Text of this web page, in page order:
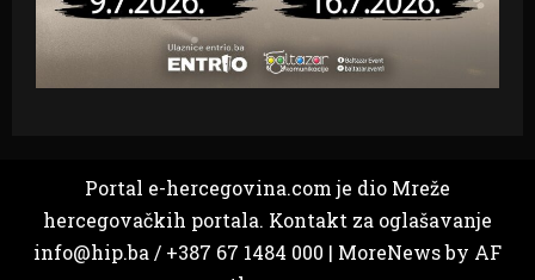
Portal e-hercegovina.com je dio Mreže
hercegovačkih portala. Kontakt za oglašavanje
info@hip.ba / +387 67 1484 000 | MoreNewsby AF